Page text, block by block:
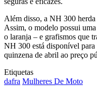
Além disso, a NH 300
Assim, o modelo possui
o laranja – e grafismos que
NH 300 está disponível para
quinzena de abril ao preço
Etiquetas
dafra Mulheres De Moto